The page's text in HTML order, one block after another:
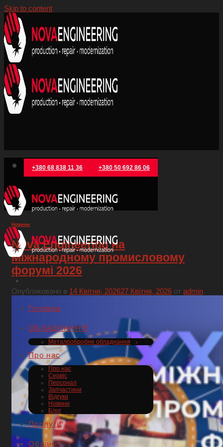
Skip to content
+380 68 838 11 36 +380 50 692 86 06
Головна
ОБЛАДНАННЯ
Металообробне обладнання
Про нас
Про нас
Сервіс
Персонал
Запчастини
Відгуки
Новини
Блог
Послуги
Обране
Категория архива:Новини
Новини
Nova Engineering на
Міжнародному промисловому
форумі 2026
Опубликовано в 14 Квітня, 202627 Квітня, 2026 от admin